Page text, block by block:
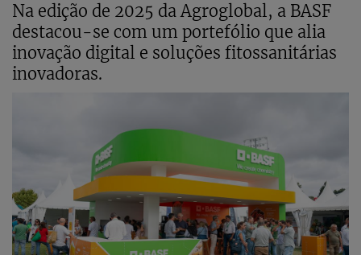
Na edição de 2025 da Agroglobal, a BASF
destacou-se com um portefólio que alia
inovação digital e soluções fitossanitárias
inovadoras.